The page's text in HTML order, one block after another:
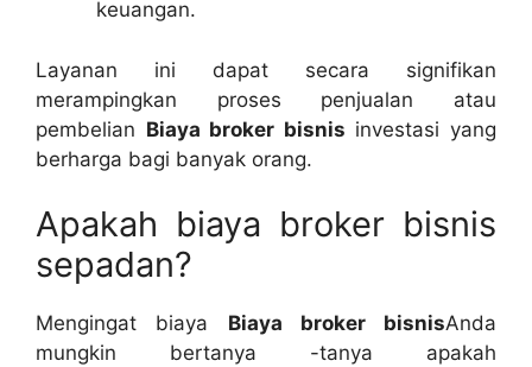
keuangan.
Layanan ini dapat secara signifikan
merampingkan proses penjualan atau
pembelian Biaya broker bisnis investasi yang
berharga bagi banyak orang.
Apakah biaya broker bisnis
sepadan?
Mengingat biaya Biaya broker bisnisAnda
mungkin bertanya -tanya apakah